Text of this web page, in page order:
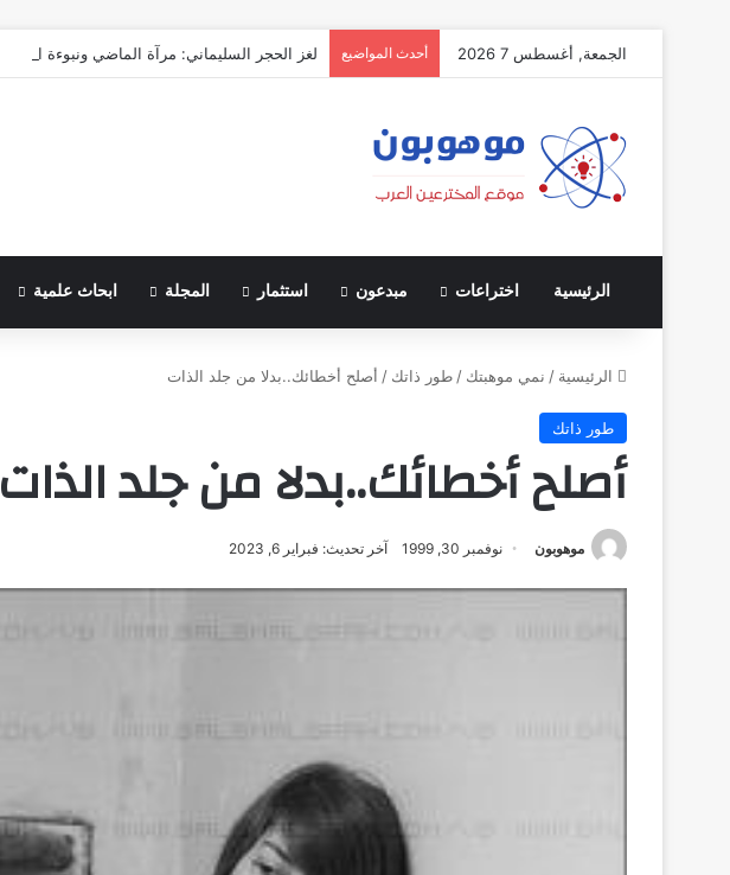
الجمعة, أغسطس 7 2026 أحدث المواضيع لغز الحجر السليماني: مرآة الماضي ونبوءة الزوال
الرئيسية اختراعات مبدعون استثمار المجلة ابحاث علمية
الرئيسية / نمي موهبتك / طور ذاتك / أصلح أخطائك..بدلا من جلد الذات
طور ذاتك
أصلح أخطائك..بدلا من جلد الذات
موهوبون نوفمبر 30, 1999 آخر تحديث: فبراير 6, 2023